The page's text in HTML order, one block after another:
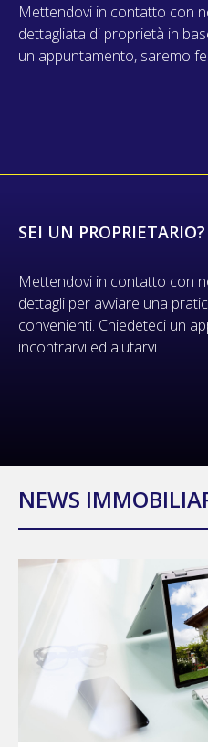
Mettendovi in contatto con
dettagliata di proprietà in
un appuntamento, saremo
SEI UN PROPRIETARIO?
Mettendovi in contatto con
dettagli per avviare una
convenienti. Chiedeteci un
incontrarvi ed aiutarvi
NEWS